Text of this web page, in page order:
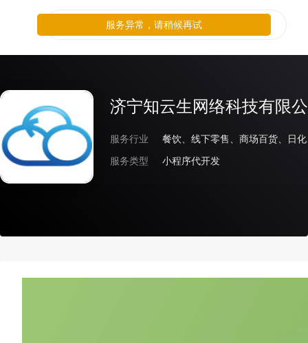
济宁知云生网络科技有限
服务行业
服务类型
小程序代开发
服务异常，请稍候再试